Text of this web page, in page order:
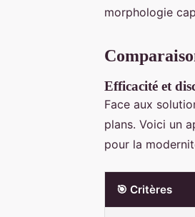
morphologie
Efficacité et
Face aux
plans. Voici un
pour la
🎯 Critères